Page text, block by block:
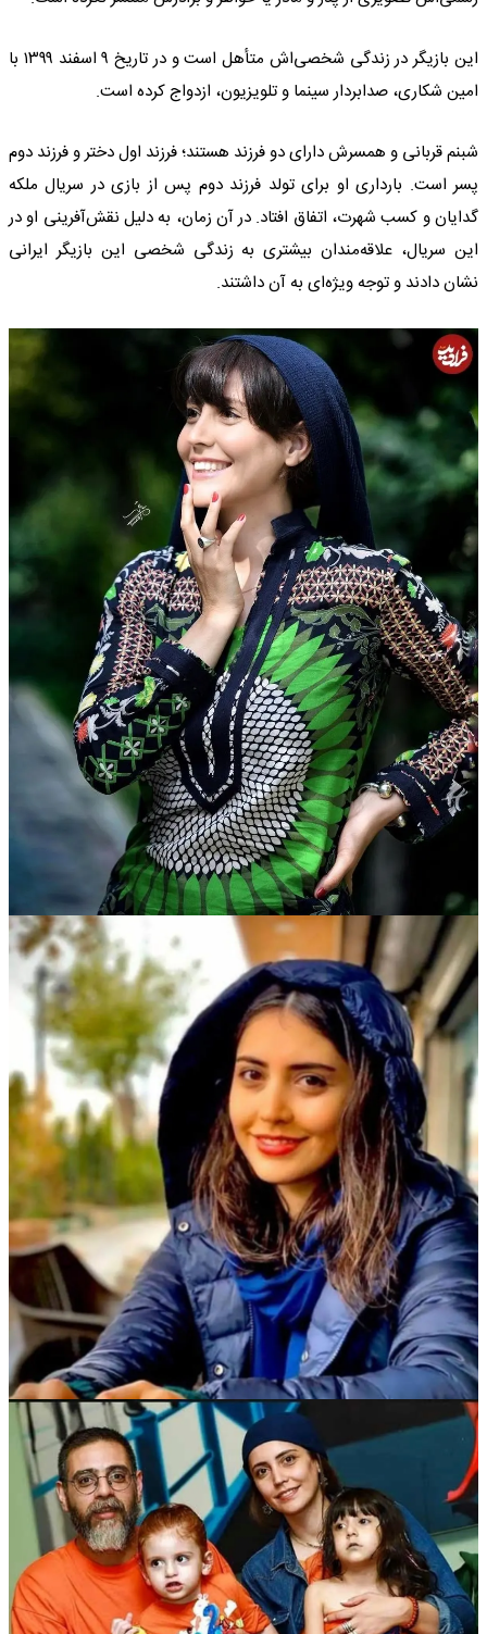
این بازیگر در زندگی شخصی‌اش متأهل است و در تاریخ ۹ اسفند ۱۳۹۹ با
امین شکاری، صدابردار سینما و تلویزیون، ازدواج کرده است.
شبنم قربانی و همسرش دارای دو فرزند هستند؛ فرزند اول دختر و فرزند دوم
پسر است. بارداری او برای تولد فرزند دوم پس از بازی در سریال ملکه
گدایان و کسب شهرت، اتفاق افتاد. در آن زمان، به دلیل نقش‌آفرینی او در
این سریال، علاقه‌مندان بیشتری به زندگی شخصی این بازیگر ایرانی
نشان دادند و توجه ویژه‌ای به آن داشتند.